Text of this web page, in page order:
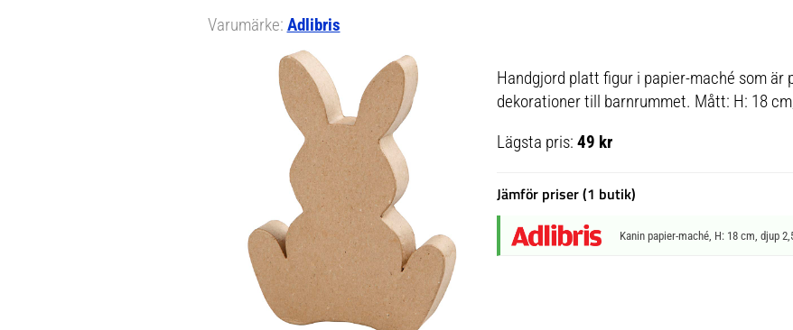
Varumärke: Adlibris
Handgjord platt figur i papier-maché som
dekorationer till barnrummet. Mått: H: 18
Lägsta pris: 49 kr
Jämför priser (1 butik)
Kanin papier-maché, H: 18 cm, djup